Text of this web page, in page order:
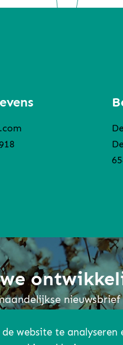
nieuwsbrief
website te